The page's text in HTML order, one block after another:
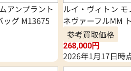
アンプラント
ッグ M13675
ルイ・ヴィトン
ネヴァーフルMM
参考買取価格
268,000円
2026年1月17日時